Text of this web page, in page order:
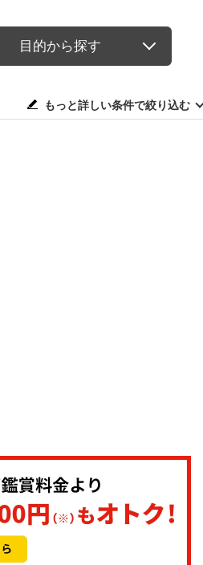
目的から探す
もっと詳しい条件で絞り込む